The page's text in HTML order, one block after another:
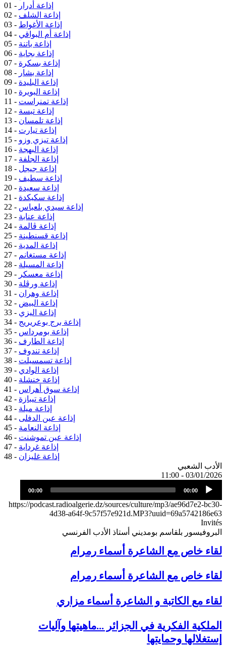
01 - إذاعة أدرار
02 - إذاعة الشلف
03 - إذاعة الأغواط
04 - إذاعة أم البواقي
05 - إذاعة باتنة
06 - إذاعة بجاية
07 - إذاعة بسكرة
08 - إذاعة بشار
09 - إذاعة البليدة
10 - إذاعة البويرة
11 - إذاعة تمنراست
12 - إذاعة تبسة
13 - إذاعة تلمسان
14 - إذاعة تيارت
15 - إذاعة تيزي وزو
16 - إذاعة البهجة
17 - إذاعة الجلفة
18 - إذاعة جيجل
19 - إذاعة سطيف
20 - إذاعة سعيدة
21 - إذاعة سكيكدة
22 - إذاعة سيدي بلعباس
23 - إذاعة عنابة
24 - إذاعة ڤالمة
25 - إذاعة قسنطينة
26 - إذاعة المدية
27 - إذاعة مستغانم
28 - إذاعة المسيلة
29 - إذاعة معسكر
30 - إذاعة ورڤلة
31 - إذاعة وهران
32 - إذاعة البيض
33 - إذاعة اليزي
34 - إذاعة برج بوعريريج
35 - إذاعة بومرداس
36 - إذاعة الطارف
37 - إذاعة تندوف
38 - إذاعة تسمسيلت
39 - إذاعة الوادي
40 - إذاعة خنشلة
41 - إذاعة سوق أهراس
42 - إذاعة تيبازة
43 - إذاعة ميلة
44 - إذاعة عين الدفلى
45 - إذاعة النعامة
46 - إذاعة عين تموشنت
47 - إذاعة غرداية
48 - إذاعة غليزان
الأدب الشعبي
03/01/2026 - 11:00
Audio
Player
00:00
00:00
https://podcast.radioalgerie.dz/sources/culture/mp3/ae96d7e2-bc30-
4d38-a64f-9c57f57e921d.MP3?uuid=69a5742186e63
Invités
البروفيسور بلقاسم بومديني أستاذ الأدب الفرنسي
لقاء خاص مع الشاعرة أسماء رمرام
لقاء خاص مع الشاعرة أسماء رمرام
لقاء مع الكاتبة و الشاعرة أسماء مزاري
الملكية الفكرية في الجزائر ...ماهيتها وآليات
إستغلالها وحمايتها